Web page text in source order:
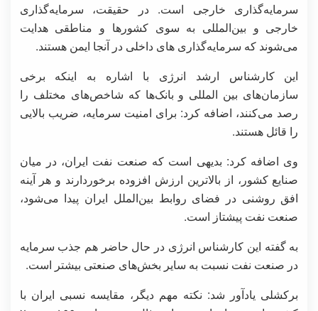
سرمایه‌گذاری خارجی است. در حقیقت، سرمایه‌گذاری
خارجی و بین‌المللی به سوی کشورها و مناطقی هدایت
می‌شوند که سرمایه‌گذاری های داخلی در آنجا ایمن هستند.
این کارشناس ارشد انرژی با اشاره به اینکه برخی
سازمان‌های بین المللی و بانک‌ها که شاخص‌های مختلف را
رصد می‌کنند، اضافه کرد: برای امنیت سرمایه، ضریب بالایی
را قائل هستند.
وی اضافه کرد: بدیهی است که صنعت نفت ایران، در میان
صنایع کشور، از بالاترین ارزش افزوده برخوردارند و هر آینه
افق روشنی در فضای روابط بین‌الملل ایران پیدا می‌شود،
صنعت نفت پیشتاز است.
به گفته این کارشناس انرژی در حال حاضر هم جذب سرمایه
در صنعت نفت نسبت به سایر بخش‌های صنعتی بیشتر است.
برکشلی یادآور شد: نکته مهم دیگر، مقایسه نسبی ایران با